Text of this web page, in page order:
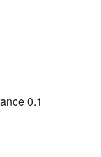
0.1 m - 0.3 m Calculate Throw Distance